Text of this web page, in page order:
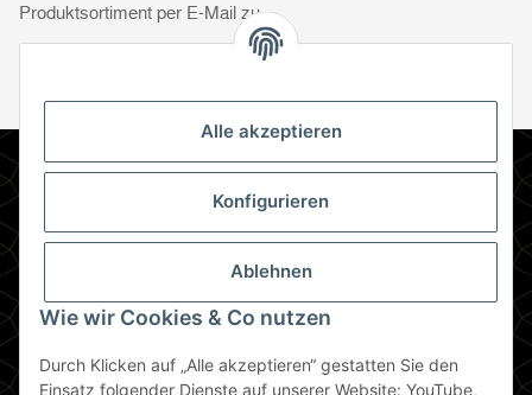
Alle akzeptieren
Konfigurieren
Ablehnen
Wie wir Cookies & Co nutzen
Durch Klicken auf „Alle akzeptieren“ gestatten Sie den
Einsatz folgender Dienste auf unserer Website: YouTube,
Produktsortiment per E-Mail zu.
Newsletter Abonnieren
Informationen
Gesetzliche Informationen
Zahlungsmethoden
Berlin